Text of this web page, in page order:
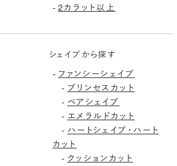
-2カラット以上
シェイプから探す
- ファンシーシェイプ
- プリンセスカット
- ペアシェイプ
- エメラルドカット
- ハートシェイプ・ハート
カット
- クッションカット